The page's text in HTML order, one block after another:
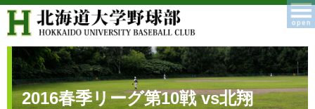
2016春季リーグ第10戦 vs北翔